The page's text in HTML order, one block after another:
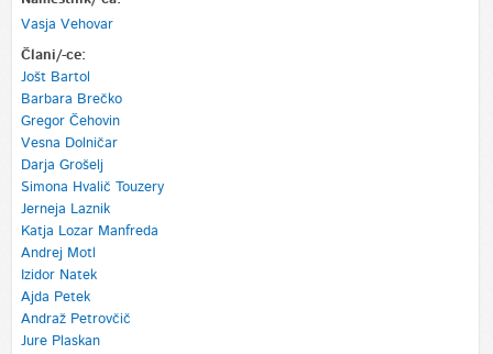
Vasja Vehovar
Člani/-ce:
Jošt Bartol
Barbara Brečko
Gregor Čehovin
Vesna Dolničar
Darja Grošelj
Simona Hvalič Touzery
Jerneja Laznik
Katja Lozar Manfreda
Andrej Motl
Izidor Natek
Ajda Petek
Andraž Petrovčič
Jure Plaskan